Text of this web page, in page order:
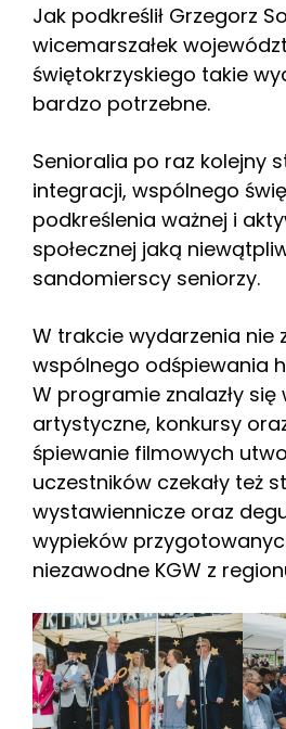
Jak podkreślił Grzegorz
wicemarszałek
świętokrzyskiego takie
bardzo potrzebne.
Senioralia po raz kolejny
integracji, wspólnego
podkreślenia ważnej i
społecznej jaką
sandomierscy seniorzy.
W trakcie wydarzenia nie
wspólnego odśpiewania
W programie znalazły się
artystyczne, konkursy
śpiewanie filmowych
uczestników czekały też
wystawiennicze oraz
wypieków
niezawodne KGW z